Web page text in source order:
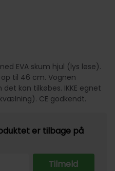
EVA skum hjul (lys løse).
til 46 cm. Vognen
kan tilkøbes. IKKE egnet
CE godkendt.
er tilbage på
Tilmeld